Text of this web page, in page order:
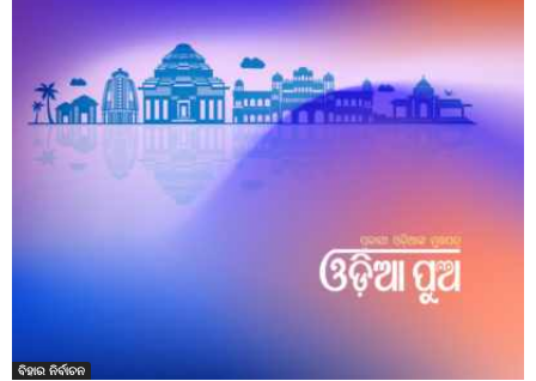
ବିହାର ନିର୍ବାଚନ